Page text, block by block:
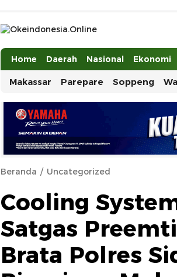
Okeindonesia.Online
Mengonlinekan Indonesia Secara Utuh
Home
Daerah Nasional Ekonomi
Makassar Parepare Soppeng
Beranda Uncategorized
Cooling
Satgas
Brata Polres